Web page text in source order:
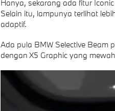
Hanya, sekarang ada fitur
Selain itu, lampunya terlihat
adaptif.
Ada pula BMW Selective Beam
dengan X5 Graphic yang